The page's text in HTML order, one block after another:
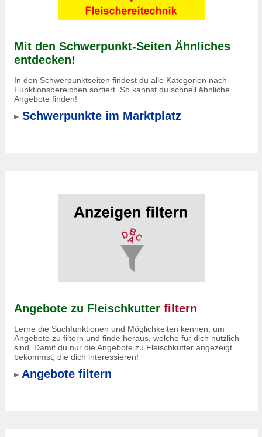
Mit den Schwerpunkt-Seiten Ähnliches
entdecken!
In den Schwerpunktseiten findest du alle Kategorien nach
Funktionsbereichen sortiert. So kannst du schnell ähnliche
Angebote finden!
Schwerpunkte im Marktplatz
Angebote zu Fleischkutter filtern
Lerne die Suchfunktionen und Möglichkeiten kennen, um
Angebote zu filtern und finde heraus, welche für dich nützlich
sind. Damit du nur die Angebote zu Fleischkutter angezeigt
bekommst, die dich interessieren!
Angebote filtern